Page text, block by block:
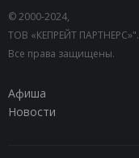
© 2000-2024,
ТОВ «КЕПРЕЙТ ПАРТНЕРС»".
Все права защищены.
Афиша
Новости